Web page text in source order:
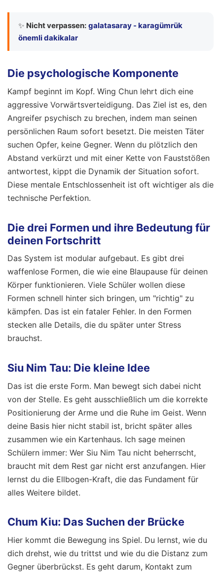
✨ Nicht verpassen: galatasaray - karagümrük
önemli dakikalar
Die psychologische Komponente
Kampf beginnt im Kopf. Wing Chun lehrt dich eine
aggressive Vorwärtsverteidigung. Das Ziel ist es, den
Angreifer psychisch zu brechen, indem man seinen
persönlichen Raum sofort besetzt. Die meisten Täter
suchen Opfer, keine Gegner. Wenn du plötzlich den
Abstand verkürzt und mit einer Kette von Fauststößen
antwortest, kippt die Dynamik der Situation sofort.
Diese mentale Entschlossenheit ist oft wichtiger als die
technische Perfektion.
Die drei Formen und ihre Bedeutung für
deinen Fortschritt
Das System ist modular aufgebaut. Es gibt drei
waffenlose Formen, die wie eine Blaupause für deinen
Körper funktionieren. Viele Schüler wollen diese
Formen schnell hinter sich bringen, um "richtig" zu
kämpfen. Das ist ein fataler Fehler. In den Formen
stecken alle Details, die du später unter Stress
brauchst.
Siu Nim Tau: Die kleine Idee
Das ist die erste Form. Man bewegt sich dabei nicht
von der Stelle. Es geht ausschließlich um die korrekte
Positionierung der Arme und die Ruhe im Geist. Wenn
deine Basis hier nicht stabil ist, bricht später alles
zusammen wie ein Kartenhaus. Ich sage meinen
Schülern immer: Wer Siu Nim Tau nicht beherrscht,
braucht mit dem Rest gar nicht erst anzufangen. Hier
lernst du die Ellbogen-Kraft, die das Fundament für
alles Weitere bildet.
Chum Kiu: Das Suchen der Brücke
Hier kommt die Bewegung ins Spiel. Du lernst, wie du
dich drehst, wie du trittst und wie du die Distanz zum
Gegner überbrückst. Es geht darum, Kontakt zum